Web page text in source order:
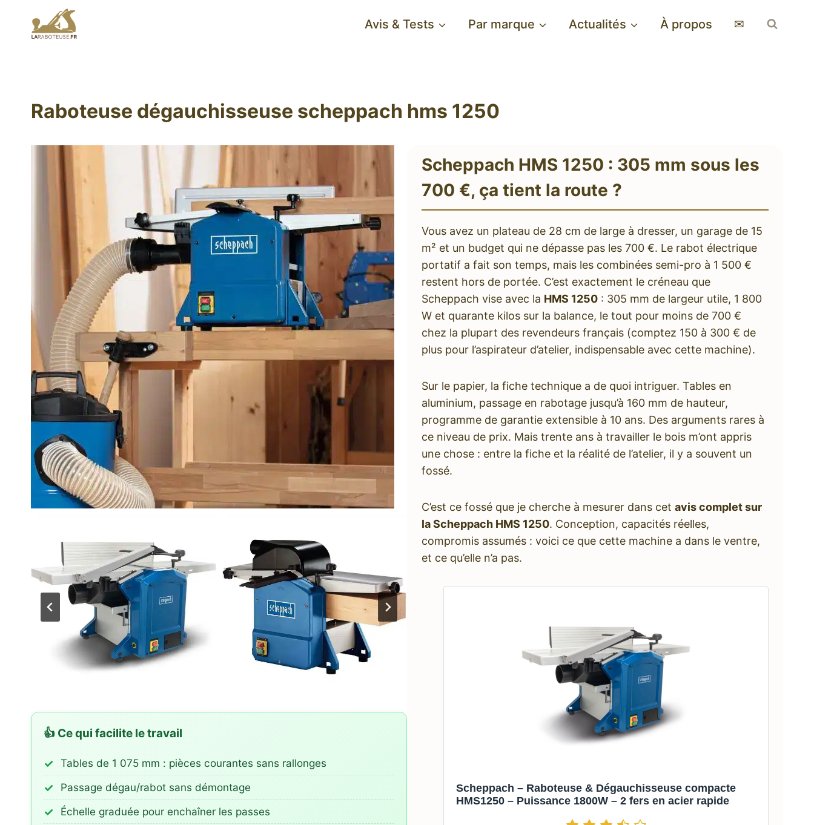
contenu
Avis & Tests Par marque Actualités À propos ✉
Raboteuse dégauchisseuse scheppach hms 1250
👍 Ce qui facilite le travail
Tables de 1 075 mm : pièces courantes sans rallonges
Passage dégau/rabot sans démontage
Échelle graduée pour enchaîner les passes
Scheppach HMS 1250 : 305 mm sous les
700 €, ça tient la route ?
Vous avez un plateau de 28 cm de large à dresser, un garage de 15
m² et un budget qui ne dépasse pas les 700 €. Le rabot électrique
portatif a fait son temps, mais les combinées semi-pro à 1 500 €
restent hors de portée. C’est exactement le créneau que
Scheppach vise avec la HMS 1250 : 305 mm de largeur utile, 1 800
W et quarante kilos sur la balance, le tout pour moins de 700 €
chez la plupart des revendeurs français (comptez 150 à 300 € de
plus pour l’aspirateur d’atelier, indispensable avec cette machine).
Sur le papier, la fiche technique a de quoi intriguer. Tables en
aluminium, passage en rabotage jusqu’à 160 mm de hauteur,
programme de garantie extensible à 10 ans. Des arguments rares à
ce niveau de prix. Mais trente ans à travailler le bois m’ont appris
une chose : entre la fiche et la réalité de l’atelier, il y a souvent un
fossé.
C’est ce fossé que je cherche à mesurer dans cet avis complet sur
la Scheppach HMS 1250. Conception, capacités réelles,
compromis assumés : voici ce que cette machine a dans le ventre,
et ce qu’elle n’a pas.
Scheppach – Raboteuse & Dégauchisseuse compacte
HMS1250 – Puissance 1800W – 2 fers en acier rapide